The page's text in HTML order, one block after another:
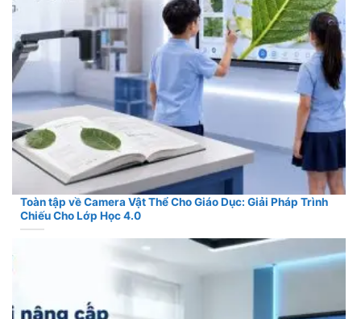
Toàn tập về Camera Vật Thể Cho Giáo Dục: Giải Pháp Trình
Chiếu Cho Lớp Học 4.0